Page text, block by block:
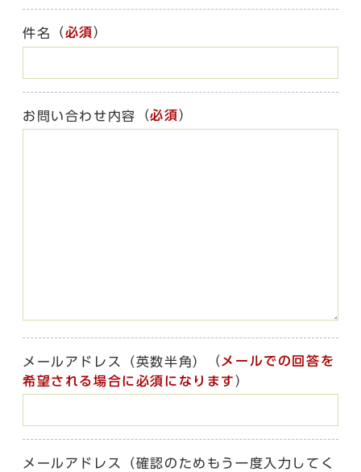
件名 （必須）
お問い合わせ内容 （必須）
メールアドレス（英数半角） （ メールでの回答を
希望される場合に必須になります ）
メールアドレス（確認のためもう一度入力してく